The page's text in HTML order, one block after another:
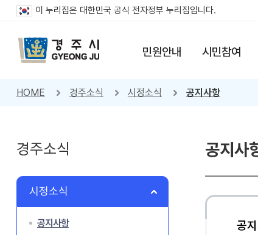
이 누리집은 대한민국 공식 전자정부 누리집입니다.
민원안내 시민참여
HOME 경주소식 시정소식 공지사항
경주소식
시정소식
공지사항
공지사
공